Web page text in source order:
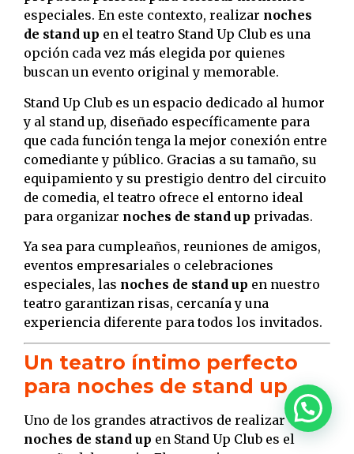
especiales. En este contexto, realizar noches
de stand up en el teatro Stand Up Club es una
opción cada vez más elegida por quienes
buscan un evento original y memorable.
Stand Up Club es un espacio dedicado al humor
y al stand up, diseñado específicamente para
que cada función tenga la mejor conexión entre
comediante y público. Gracias a su tamaño, su
equipamiento y su prestigio dentro del circuito
de comedia, el teatro ofrece el entorno ideal
para organizar noches de stand up privadas.
Ya sea para cumpleaños, reuniones de amigos,
eventos empresariales o celebraciones
especiales, las noches de stand up en nuestro
teatro garantizan risas, cercanía y una
experiencia diferente para todos los invitados.
Un teatro íntimo perfecto
para noches de stand up
Uno de los grandes atractivos de realizar
noches de stand up en Stand Up Club es el